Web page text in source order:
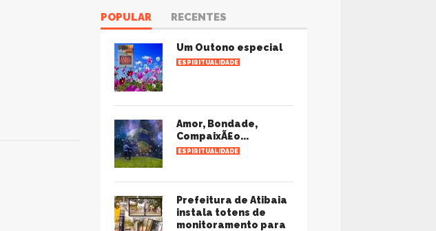
POPULAR RECENTES
Um Outono especial
ESPIRITUALIDADE
Amor, Bondade,
CompaixÃ£o...
ESPIRITUALIDADE
Prefeitura de Atibaia
instala totens de
monitoramento para